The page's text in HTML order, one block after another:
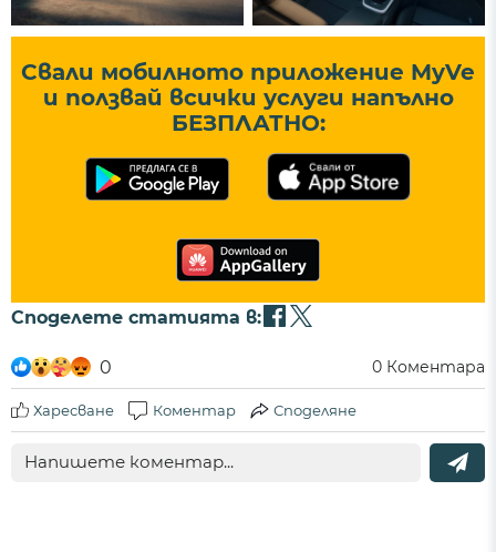
Свали мобилното приложение MyVe
и ползвай всички услуги напълно
БЕЗПЛАТНО:
Споделете статията в:
0 0 Коментара
Харесване Коментар Споделяне